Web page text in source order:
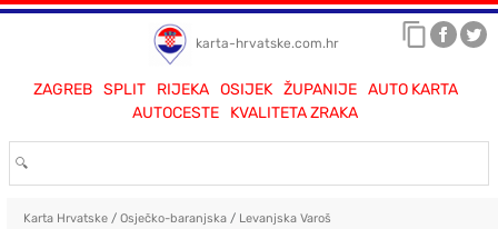
karta-hrvatske.com.hr
ZAGREB SPLIT RIJEKA OSIJEK ŽUPANIJE
AUTO KARTA
AUTOCESTE
KVALITETA ZRAKA
Karta Hrvatske/ Osječko-baranjska/ Levanjska Varoš